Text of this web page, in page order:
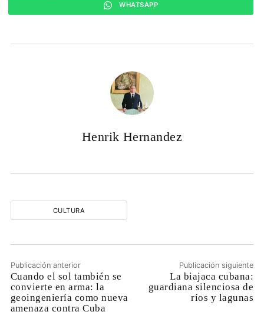
WHATSAPP
Henrik Hernandez
CULTURA
Publicación anterior
Cuando el sol también se
convierte en arma: la
geoingeniería como nueva
amenaza contra Cuba
Publicación siguiente
La biajaca cubana:
guardiana silenciosa de
ríos y lagunas